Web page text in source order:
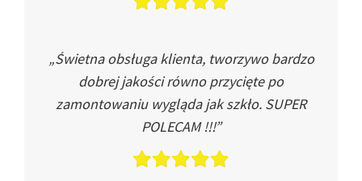
„Świetna obsługa klienta, tworzywo bardzo
dobrej jakości równo przycięte po
zamontowaniu wygląda jak szkło. SUPER
POLECAM !!!”